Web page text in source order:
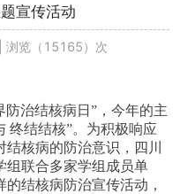
宣传活动
浏览（15165）次
防治结核病日”，今年的主
终结结核”。为积极响应
核病的防治意识，四川
组联合多家学组 成员单
结核病防治宣传活动，